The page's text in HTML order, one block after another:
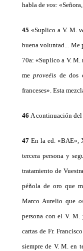
habla de vos:
45 «Suplico a V. M.
buena voluntad... Me
70a: «Suplico a V. M.
meproveéis de dos
franceses». Esta
46 A continuación del
47En la ed. «BAE»,
tercera persona y
tratamiento de
péñola de oro que
Marco Aurelio que
persona con el V.
cartas de Fr.
siempre de V. M. en